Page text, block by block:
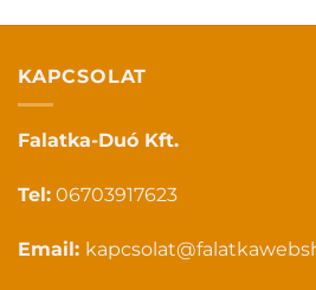
KAPCSOLAT
Falatka-Duó Kft.
Tel: 06703917623
Email: